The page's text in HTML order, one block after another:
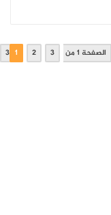
الصفحة 1 من 3 1 2 3